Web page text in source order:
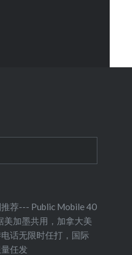
荐--- Public Mobile 40
美加墨共用，加拿大美
话无限时任打，国际
任发